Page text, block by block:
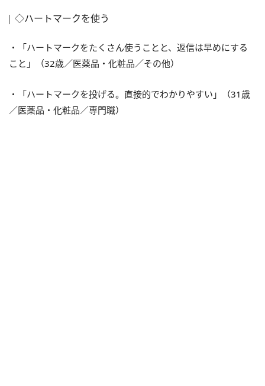
◇ハートマークを使う
・「ハートマークをたくさん使うことと、返信は早めにする
こと」（32歳／医薬品・化粧品／その他）
・「ハートマークを投げる。直接的でわかりやすい」（31歳
／医薬品・化粧品／専門職）